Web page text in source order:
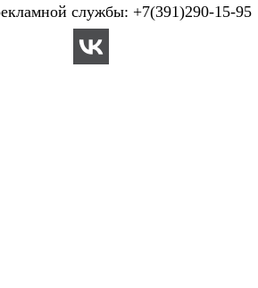
службы: +7(391)290-15-95